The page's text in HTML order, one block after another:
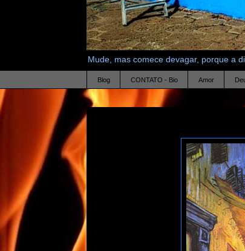
Mude, mas comece devagar, porque a
Blog CONTATO - Bio Amor